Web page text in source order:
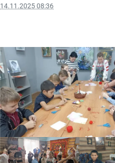
14.11.2025 08:36